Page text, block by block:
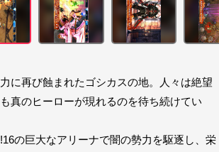
に再び蝕まれたゴシカスの地。人々は絶望
真のヒーローが現れるのを待ち続けてい
の巨大なアリーナで闇の勢力を駆逐し、栄